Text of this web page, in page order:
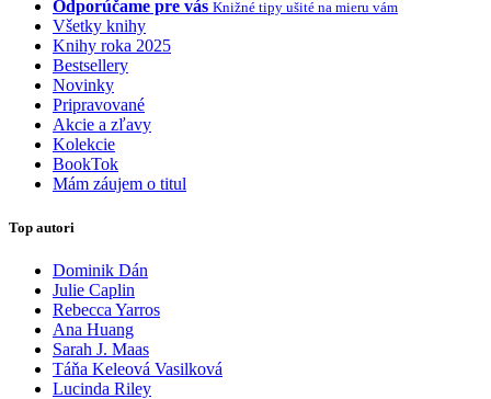
Odporúčame pre vás Knižné tipy ušité na mieru vám
Všetky knihy
Knihy roka 2025
Bestsellery
Novinky
Pripravované
Akcie a zľavy
Kolekcie
BookTok
Mám záujem o titul
Top autori
Dominik Dán
Julie Caplin
Rebecca Yarros
Ana Huang
Sarah J. Maas
Táňa Keleová Vasilková
Lucinda Riley